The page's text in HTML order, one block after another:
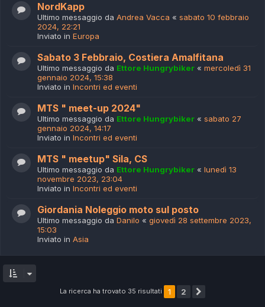
NordKapp
Ultimo messaggio da Andrea Vacca « sabato 10 febbraio
2024, 22:21
Inviato in Europa
Sabato 3 Febbraio, Costiera Amalfitana
Ultimo messaggio da Ettore Hungrybiker « mercoledì 31
gennaio 2024, 15:38
Inviato in Incontri ed eventi
MTS " meet-up 2024"
Ultimo messaggio da Ettore Hungrybiker « sabato 27
gennaio 2024, 14:17
Inviato in Incontri ed eventi
MTS " meetup" Sila, CS
Ultimo messaggio da Ettore Hungrybiker « lunedì 13
novembre 2023, 23:04
Inviato in Incontri ed eventi
Giordania Noleggio moto sul posto
Ultimo messaggio da Danilo « giovedì 28 settembre 2023,
15:03
Inviato in Asia
La ricerca ha trovato 35 risultati 1 2